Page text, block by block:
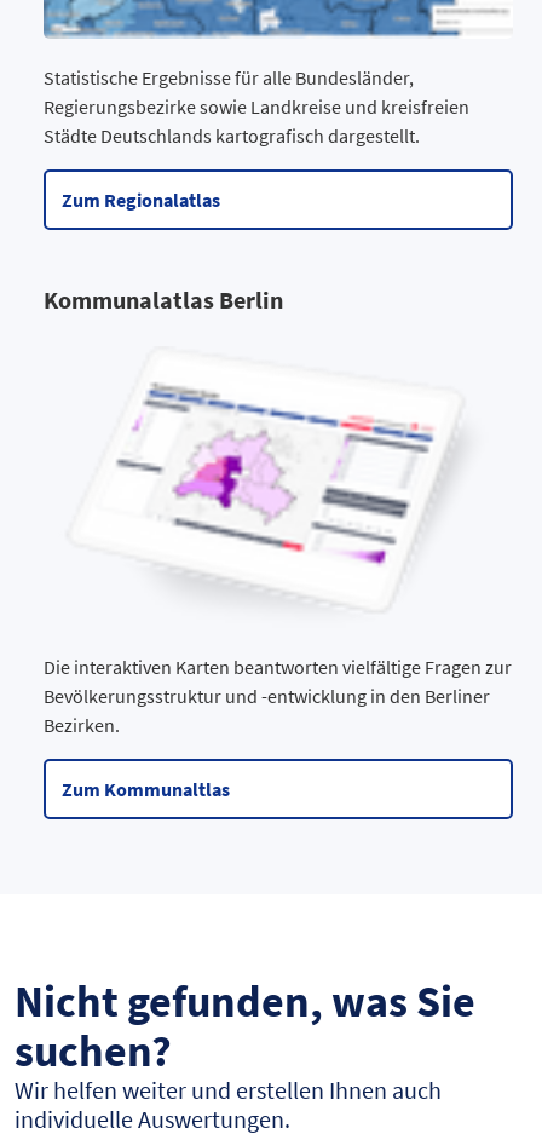
Statistische Ergebnisse für alle Bundesländer,
Regierungsbezirke sowie Landkreise und kreisfreien
Städte Deutschlands kartografisch dargestellt.
Zum Regionalatlas
Kommunalatlas Berlin
Die interaktiven Karten beantworten vielfältige Fragen zur
Bevölkerungsstruktur und -entwicklung in den Berliner
Bezirken.
Zum Kommunaltlas
Nicht gefunden, was Sie
suchen?
Wir helfen weiter und erstellen Ihnen auch
individuelle Auswertungen.